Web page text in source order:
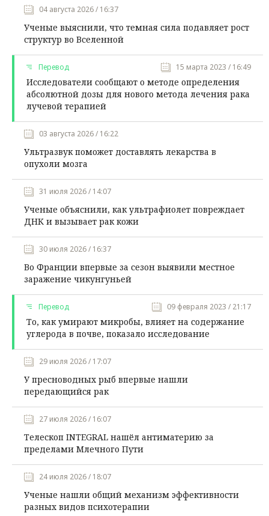
04 августа 2026 / 16:37
Ученые выяснили, что темная сила подавляет рост
структур во Вселенной
Перевод 15 марта 2023 / 16:49
Исследователи сообщают о методе определения
абсолютной дозы для нового метода лечения рака
лучевой терапией
03 августа 2026 / 16:22
Ультразвук поможет доставлять лекарства в
опухоли мозга
31 июля 2026 / 14:07
Ученые объяснили, как ультрафиолет повреждает
ДНК и вызывает рак кожи
30 июля 2026 / 16:37
Во Франции впервые за сезон выявили местное
заражение чикунгуньей
Перевод 09 февраля 2023 / 21:17
То, как умирают микробы, влияет на содержание
углерода в почве, показало исследование
29 июля 2026 / 17:07
У пресноводных рыб впервые нашли
передающийся рак
27 июля 2026 / 16:07
Телескоп INTEGRAL нашёл антиматерию за
пределами Млечного Пути
24 июля 2026 / 18:07
Ученые нашли общий механизм эффективности
разных видов психотерапии